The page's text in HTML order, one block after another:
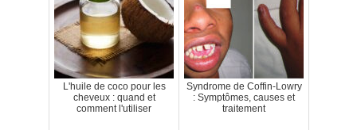
L'huile de coco pour les
cheveux : quand et
comment l'utiliser
Syndrome de Coffin-Lowry
: Symptômes, causes et
traitement